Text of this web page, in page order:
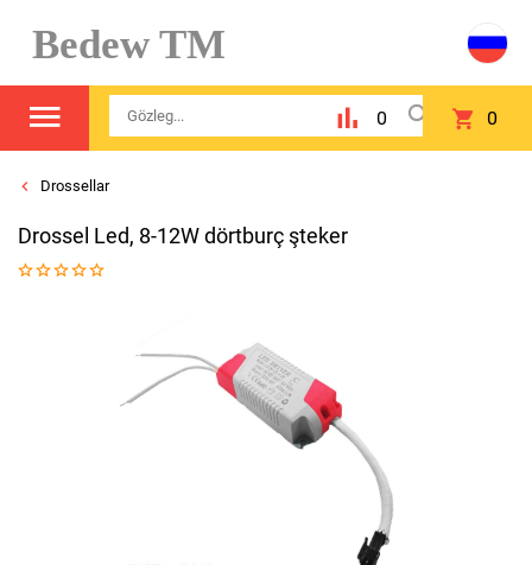
Bedew TM
0 0
Drossellar
Drossel Led, 8-12W dörtburç şteker